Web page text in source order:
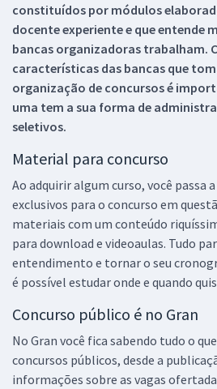
constituídos por módulos
docente experiente e que entende
bancas organizadoras trabalham.
características das bancas que
organização de concursos é
uma tem a sua forma de
seletivos.
Material para concurso
Ao adquirir algum curso, você passa
exclusivos para o concurso em
materiais com um conteúdo
para download e videoaulas. Tudo
entendimento e tornar o seu
é possível estudar onde e quando
Concurso público é no Gran
No Gran você fica sabendo tudo o
concursos públicos, desde a
informações sobre as vagas